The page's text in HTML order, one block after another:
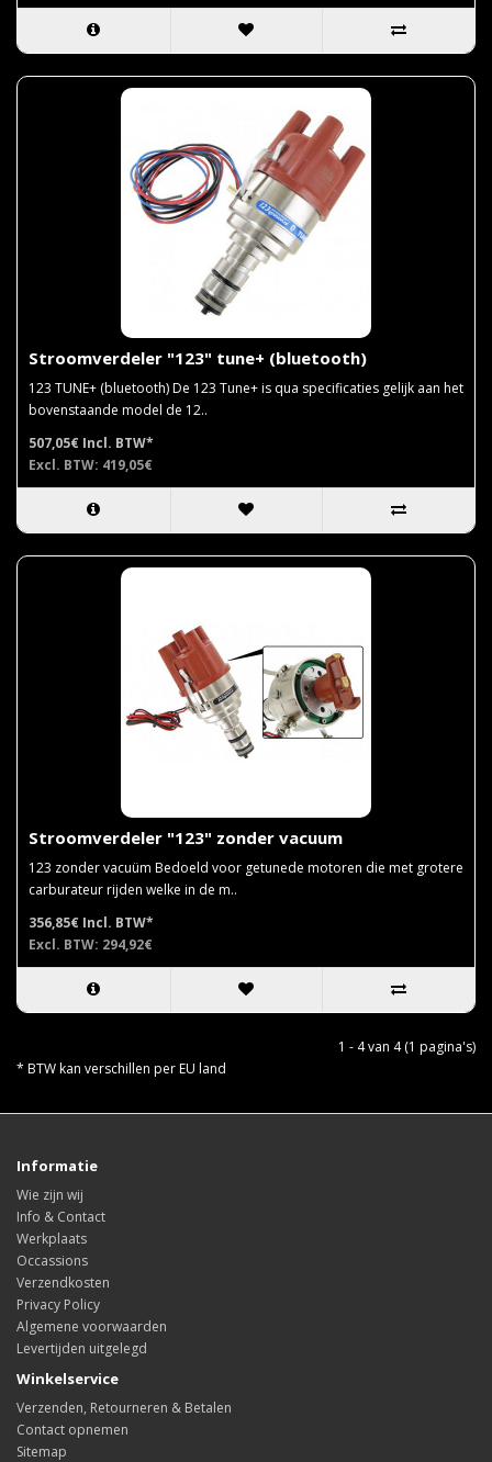
Stroomverdeler "123" tune+ (bluetooth)
123 TUNE+ (bluetooth) De 123 Tune+ is qua specificaties gelijk aan het
bovenstaande model de 12..
507,05€ Incl. BTW*
Excl. BTW: 419,05€
Stroomverdeler "123" zonder vacuum
123 zonder vacuüm Bedoeld voor getunede motoren die met grotere
carburateur rijden welke in de m..
356,85€ Incl. BTW*
Excl. BTW: 294,92€
1 - 4 van 4 (1 pagina's)
* BTW kan verschillen per EU land
Informatie
Wie zijn wij
Info & Contact
Werkplaats
Occassions
Verzendkosten
Privacy Policy
Algemene voorwaarden
Levertijden uitgelegd
Winkelservice
Verzenden, Retourneren & Betalen
Contact opnemen
Sitemap